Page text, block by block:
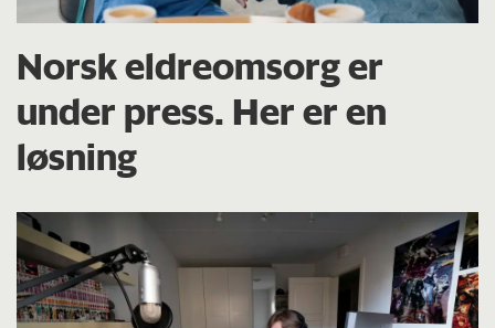
Norsk eldreomsorg er
under press. Her er en
løsning